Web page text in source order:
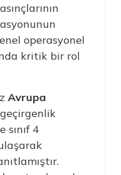
operasyonel
kritik bir rol
Avrupa
sınıf 4